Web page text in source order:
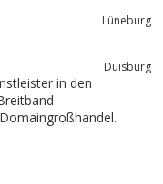
Redaktionssystem
FW...
Lüneburg
Duisburg
in den
und Domaingroßhandel.